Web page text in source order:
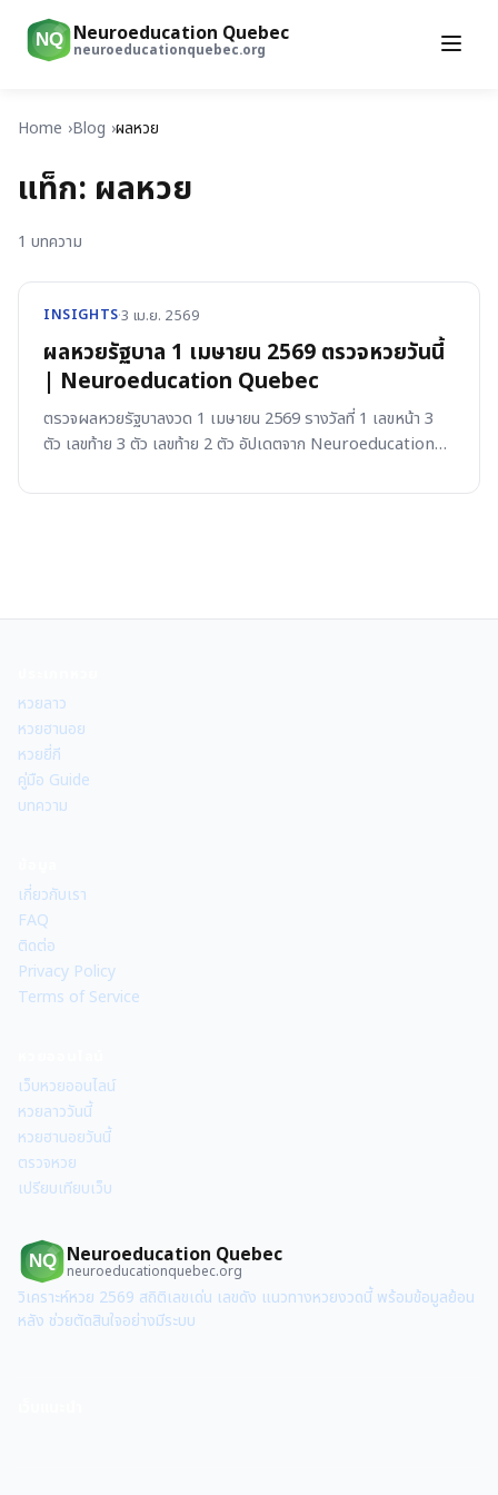
NQ Neuroeducation Quebec
neuroeducationquebec.org
Home Blog ผลหวย
แท็ก: ผลหวย
1 บทความ
INSIGHTS·3 เม.ย. 2569
ผลหวยรัฐบาล 1 เมษายน 2569 ตรวจหวยวันนี้
| Neuroeducation Quebec
ตรวจผลหวยรัฐบาลงวด 1 เมษายน 2569 รางวัลที่ 1 เลขหน้า 3
ตัว เลขท้าย 3 ตัว เลขท้าย 2 ตัว อัปเดตจาก Neuroeducation
หวยลาว
หวยฮานอย
หวยยี่กี
คู่มือ Guide
บทความ
เกี่ยวกับเรา
FAQ
ติดต่อ
Privacy Policy
Terms of Service
เว็บหวยออนไลน์
หวยลาววันนี้
หวยฮานอยวันนี้
ตรวจหวย
เปรียบเทียบเว็บ
NQ Neuroeducation Quebec
neuroeducationquebec.org
วิเคราะห์หวย 2569 สถิติเลขเด่น เลขดัง แนวทางหวยงวดนี้ พร้อมข้อมูลย้อน
หลัง ช่วยตัดสินใจอย่างมีระบบ